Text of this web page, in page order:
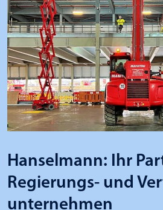
Hanselmann: Ihr
Regierungs- und
unternehmen